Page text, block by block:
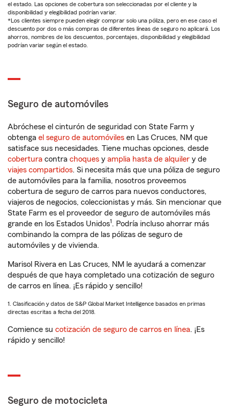
el estado. Las opciones de cobertura son seleccionadas por el cliente y la
disponibilidad y elegibilidad podrían variar.
*Los clientes siempre pueden elegir comprar solo una póliza, pero en ese caso el
descuento por dos o más compras de diferentes líneas de seguro no aplicará. Los
ahorros, nombres de los descuentos, porcentajes, disponibilidad y elegibilidad
podrían variar según el estado.
Seguro de automóviles
Abróchese el cinturón de seguridad con State Farm y
obtenga el seguro de automóviles en Las Cruces, NM que
satisface sus necesidades. Tiene muchas opciones, desde
cobertura contra choques y amplia hasta de alquiler y de
viajes compartidos. Si necesita más que una póliza de seguro
de automóviles para la familia, nosotros proveemos
cobertura de seguro de carros para nuevos conductores,
viajeros de negocios, coleccionistas y más. Sin mencionar que
State Farm es el proveedor de seguro de automóviles más
grande en los Estados Unidos1 . Podría incluso ahorrar más
combinando la compra de las pólizas de seguro de
automóviles y de vivienda.
Marisol Rivera en Las Cruces, NM le ayudará a comenzar
después de que haya completado una cotización de seguro
de carros en línea. ¡Es rápido y sencillo!
1. Clasificación y datos de S&P Global Market Intelligence basados en primas
directas escritas a fecha del 2018.
Comience su cotización de seguro de carros en línea. ¡Es
rápido y sencillo!
Seguro de motocicleta